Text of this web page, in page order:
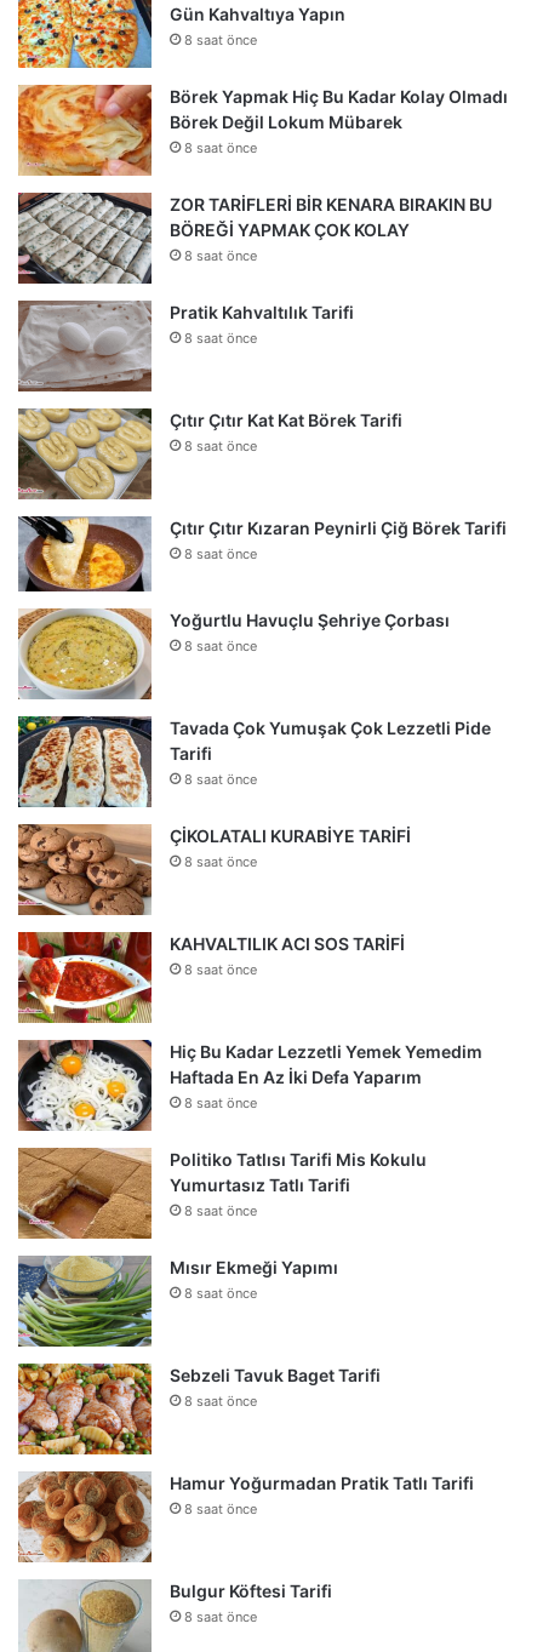
Gün Kahvaltıya Yapın
8 saat önce
Börek Yapmak Hiç Bu Kadar Kolay Olmadı
Börek Değil Lokum Mübarek
8 saat önce
ZOR TARİFLERİ BİR KENARA BIRAKIN BU
BÖREĞİ YAPMAK ÇOK KOLAY
8 saat önce
Pratik Kahvaltılık Tarifi
8 saat önce
Çıtır Çıtır Kat Kat Börek Tarifi
8 saat önce
Çıtır Çıtır Kızaran Peynirli Çiğ Börek Tarifi
8 saat önce
Yoğurtlu Havuçlu Şehriye Çorbası
8 saat önce
Tavada Çok Yumuşak Çok Lezzetli Pide
Tarifi
8 saat önce
ÇİKOLATALI KURABİYE TARİFİ
8 saat önce
KAHVALTILIK ACI SOS TARİFİ
8 saat önce
Hiç Bu Kadar Lezzetli Yemek Yemedim
Haftada En Az İki Defa Yaparım
8 saat önce
Politiko Tatlısı Tarifi Mis Kokulu
Yumurtasız Tatlı Tarifi
8 saat önce
Mısır Ekmeği Yapımı
8 saat önce
Sebzeli Tavuk Baget Tarifi
8 saat önce
Hamur Yoğurmadan Pratik Tatlı Tarifi
8 saat önce
Bulgur Köftesi Tarifi
8 saat önce